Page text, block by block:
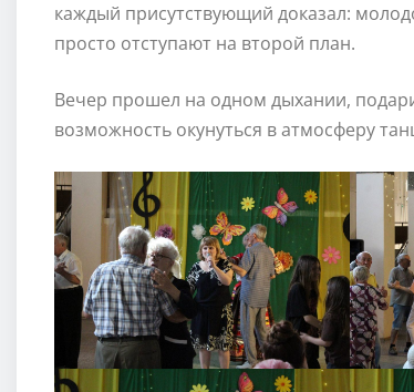
каждый присутствующий доказал:
просто отступают на второй план.
Вечер прошел на одном дыхании,
возможность окунуться в атмосферу